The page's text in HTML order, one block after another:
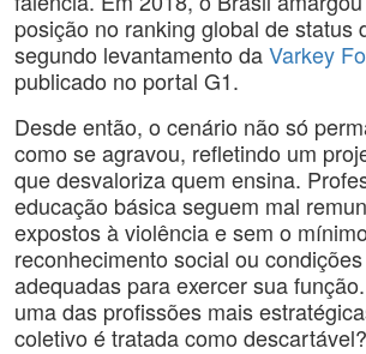
posição no ranking global de status
segundo levantamento daVarkey
publicado no portal G1.
Desde então, o cenário não só
como se agravou, refletindo um
que desvaloriza quem ensina.
educação básica seguem mal
expostos à violência e sem o
reconhecimento social ou
adequadas para exercer sua
uma das profissões mais
coletivo é tratada como descartável?